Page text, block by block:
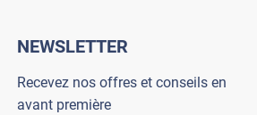
NEWSLETTER
Recevez nos offres et conseils en
avant première